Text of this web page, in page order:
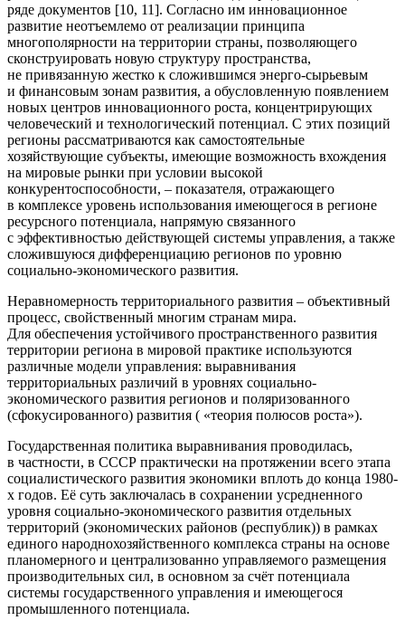
ряде документов [10, 11]. Согласно им инновационное
развитие неотъемлемо от реализации принципа
многополярности на территории страны, позволяющего
сконструировать новую структуру пространства,
не привязанную жестко к сложившимся энерго-сырьевым
и финансовым зонам развития, а обусловленную появлением
новых центров инновационного роста, концентрирующих
человеческий и технологический потенциал. С этих позиций
регионы рассматриваются как самостоятельные
хозяйствующие субъекты, имеющие возможность вхождения
на мировые рынки при условии высокой
конкурентоспособности, – показателя, отражающего
в комплексе уровень использования имеющегося в регионе
ресурсного потенциала, напрямую связанного
с эффективностью действующей системы управления, а также
сложившуюся дифференциацию регионов по уровню
социально-экономического развития.
Неравномерность территориального развития – объективный
процесс, свойственный многим странам мира.
Для обеспечения устойчивого пространственного развития
территории региона в мировой практике используются
различные модели управления: выравнивания
территориальных различий в уровнях социально-
экономического развития регионов и поляризованного
(сфокусированного) развития ( «теория полюсов роста»).
Государственная политика выравнивания проводилась,
в частности, в СССР практически на протяжении всего этапа
социалистического развития экономики вплоть до конца 1980-
х годов. Её суть заключалась в сохранении усредненного
уровня социально-экономического развития отдельных
территорий (экономических районов (республик)) в рамках
единого народнохозяйственного комплекса страны на основе
планомерного и централизованно управляемого размещения
производительных сил, в основном за счёт потенциала
системы государственного управления и имеющегося
промышленного потенциала.